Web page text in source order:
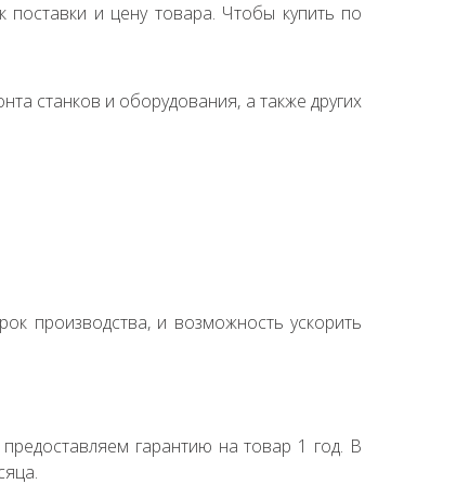
и цену товара. Чтобы купить по
станков и оборудования, а также других
производства, и возможность ускорить
гарантию на товар 1 год. В